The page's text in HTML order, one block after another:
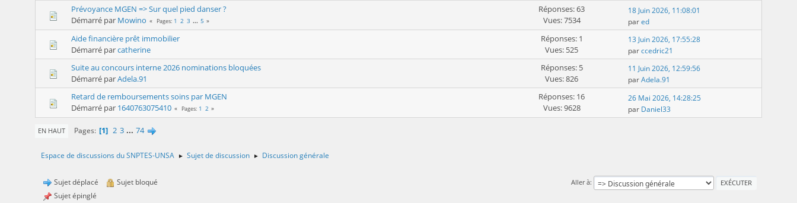
Prévoyance MGEN => Sur quel pied danser ?
Démarré par Mowino Pages 1 2 3 ... 5
Réponses: 63
Vues: 7534
18 Juin 2026, 11:08:01
pared
Aide financière prêt immobilier
Démarré parcatherine
Réponses: 1
Vues: 525
13 Juin 2026, 17:55:28
parccedric21
Suite au concours interne 2026 nominations bloquées
Démarré parAdela.91
Réponses: 5
Vues: 826
11 Juin 2026, 12:59:56
parAdela.91
Retard de remboursements soins par MGEN
Démarré par 1640763075410 Pages 1 2
Réponses: 16
Vues: 9628
26 Mai 2026, 14:28:25
par Daniel33
EN HAUT Pages 1 2 3 ... 74
Espace de discussions du SNPTES-UNSA ► Sujet de discussion ► Discussion générale
Aller à
Sujet déplacé
Sujet bloqué
Sujet épinglé